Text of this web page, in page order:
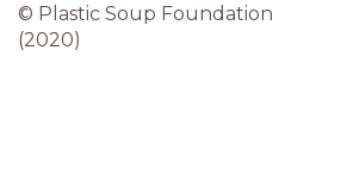
©️ Plastic Soup Foundation
(2020)